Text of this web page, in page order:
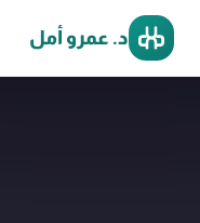
د. عمرو أمل